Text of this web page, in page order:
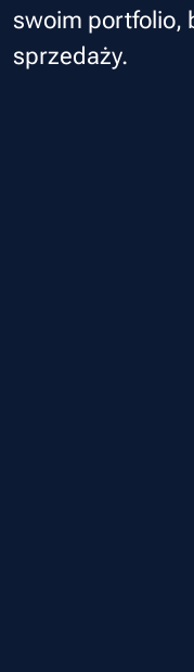
swoim portfolio,
sprzedaży.